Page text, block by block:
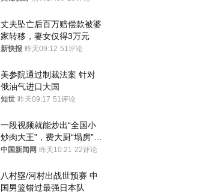
丈夫坠亡后百万赔偿款被婆
家转移，妻女仅得3万元
新快报 昨天09:12 51评论
美参院通过制裁法案 针对
俄油气进口大国
知世 昨天09:17 51评论
一段视频就能炒出“全国小
炒肉大王”，费大厨“塌房”了
吗？
中国新闻网 昨天10:21 22评论
八村塁/河村出战世预赛 中
国男篮错过最强日本队